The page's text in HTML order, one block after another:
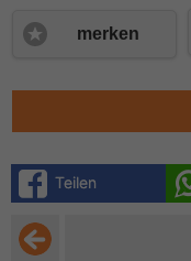
merken
Teilen